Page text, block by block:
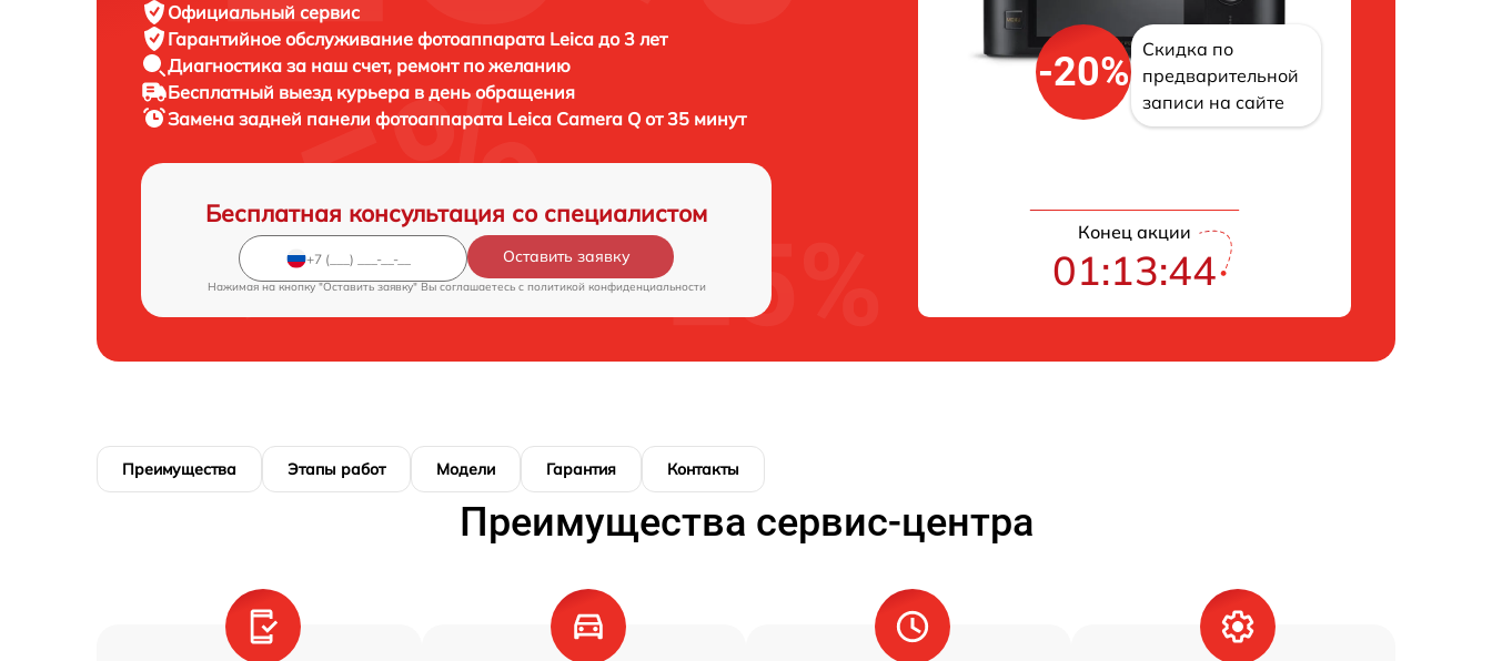
Официальный сервис
Гарантийное обслуживание фотоаппарата Leica до 3 лет
Диагностика за наш счет, ремонт по желанию
Бесплатный выезд курьера в день обращения
Замена задней панели фотоаппарата Leica Camera Q от 35 минут
Бесплатная консультация со специалистом
Оставить заявку
Нажимая на кнопку "Оставить заявку" Вы соглашаетесь c политикой конфиденциальности
-20%
Скидка по
предварительной
записи на сайте
Конец акции
01:13:43
Преимущества Этапы работ Модели Гарантия Контакты
Преимущества сервис-центра